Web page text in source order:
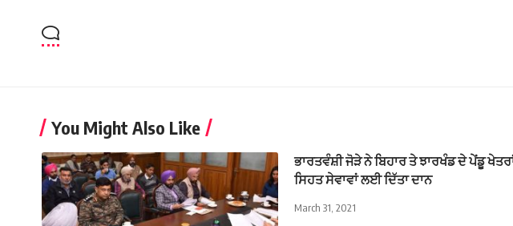
You Might Also Like
ਭਾਰਤਵੰਸ਼ੀ ਜੋੜੇ ਨੇ ਬਿਹਾਰ ਤੇ ਝਾਰਖੰਡ ਦੇ ਪੇਂਡੂ
ਸਿਹਤ ਸੇਵਾਵਾਂ ਲਈ ਦਿੱਤਾ ਦਾਨ
March 31, 2021